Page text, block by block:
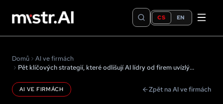
CS EN
Domů
AI ve firmách
Pět klíčových strategií, které odlišují AI lídry od firem uvízlých v pilotním režimu
AI VE FIRMÁCH Zpět na AI ve firmách